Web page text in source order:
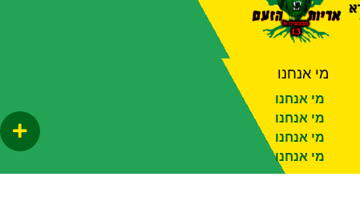
מי אנחנו
מי אנחנו
מי אנחנו
מי אנחנו
מי אנחנו